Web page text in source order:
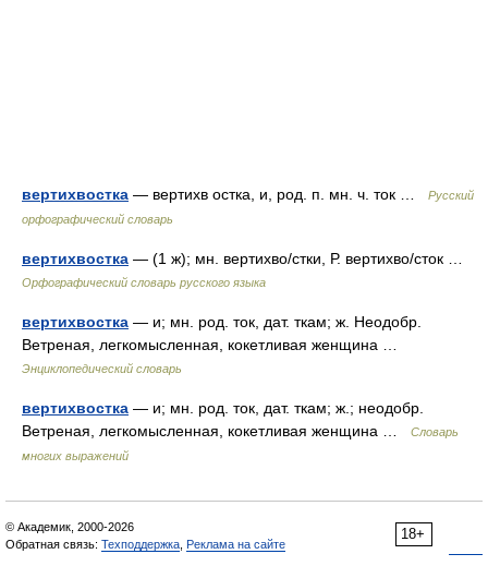
вертихвостка — вертихв остка, и, род. п. мн. ч. ток …
Русский
орфографический словарь
вертихвостка — (1 ж); мн. вертихво/стки, Р. вертихво/сток …
Орфографический словарь русского языка
вертихвостка — и; мн. род. ток, дат. ткам; ж. Неодобр.
Ветреная, легкомысленная, кокетливая женщина …
Энциклопедический словарь
вертихвостка — и; мн. род. ток, дат. ткам; ж.; неодобр.
Ветреная, легкомысленная, кокетливая женщина …
Словарь
многих выражений
18+
© Академик, 2000-2026
Обратная связь: Техподдержка Реклама на сайте